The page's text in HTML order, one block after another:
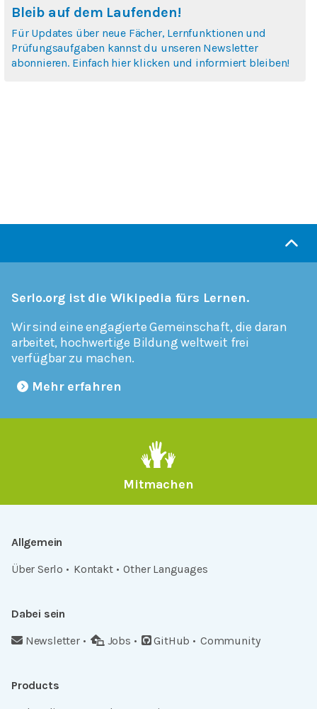
Bleib auf dem Laufenden!
Für Updates über neue Fächer, Lernfunktionen und
Prüfungsaufgaben kannst du unseren Newsletter
abonnieren. Einfach hier klicken und informiert bleiben!
Serlo.org ist die Wikipedia fürs Lernen.
Wir sind eine engagierte Gemeinschaft, die daran
arbeitet, hochwertige Bildung weltweit frei
verfügbar zu machen.
Mehr erfahren
Mitmachen
Allgemein
Über Serlo
Kontakt Other Languages
Dabei sein
Newsletter
Jobs GitHub Community
Products